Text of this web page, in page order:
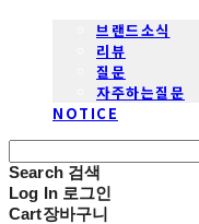
브랜드소식
리뷰
질문
자주하는질문
NOTICE
Search 검색
Log In 로그인
Cart장바구니